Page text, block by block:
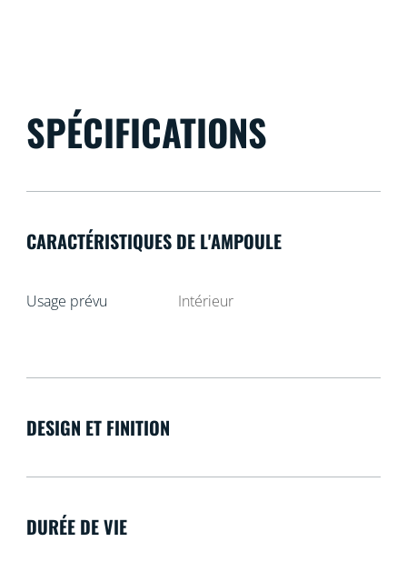
SPÉCIFICATIONS
CARACTÉRISTIQUES DE L'AMPOULE
Usage prévu Intérieur
DESIGN ET FINITION
DURÉE DE VIE